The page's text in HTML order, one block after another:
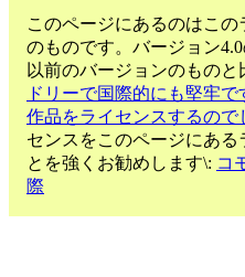
このページにあるのはこ
のものです。バージョン
以前のバージョンのものと
ドリーで国際的にも堅牢で
作品をライセンスするので
センスをこのページにある
とを強くお勧めします\: コ
際